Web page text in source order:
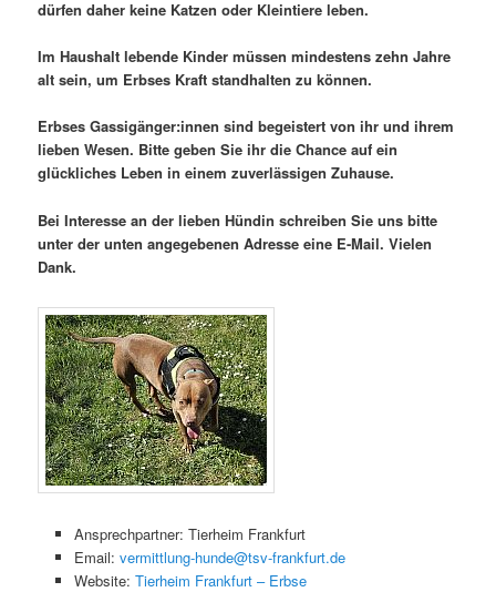
dürfen daher keine Katzen oder Kleintiere leben.
Im Haushalt lebende Kinder müssen mindestens zehn Jahre
alt sein, um Erbses Kraft standhalten zu können.
Erbses Gassigänger:innen sind begeistert von ihr und ihrem
lieben Wesen. Bitte geben Sie ihr die Chance auf ein
glückliches Leben in einem zuverlässigen Zuhause.
Bei Interesse an der lieben Hündin schreiben Sie uns bitte
unter der unten angegebenen Adresse eine E-Mail. Vielen
Dank.
Ansprechpartner: Tierheim Frankfurt
Email: vermittlung-hunde@tsv-frankfurt.de
Website: Tierheim Frankfurt – Erbse